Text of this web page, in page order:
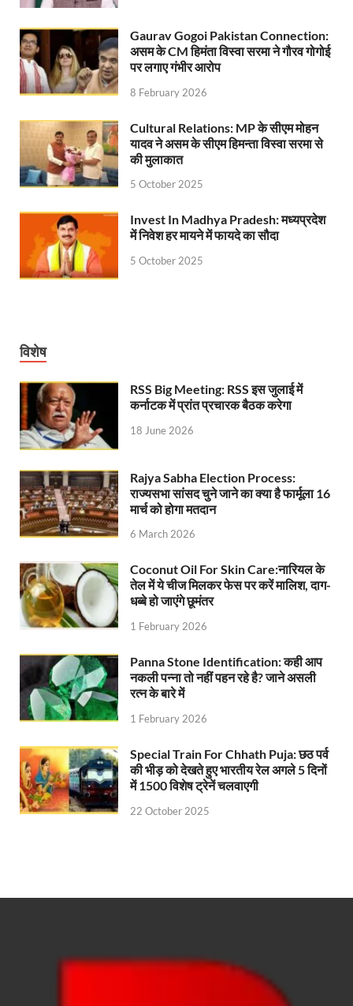
Ankita Bhandari Case: अंकिता भंडारी केस से संबंधित
Uttarakhandi Song Launch: मुख्यमंत्री ने पैंली-पैंली बार
Uttarkhand Development Project: मुख्यमंत्री ने
Aravalli Satyagraha Yatra: अरावली की रक्षा के लिए
Rhythm of the Universe: यशोभूमि में ‘रिदम ऑफ
Voter Mapping: मतदाता मैपिंग आसान बनाने के लिए
PM Adarsh Gram Yojana: योगी सरकार का बड़ा कदम,
Rabri Devi Residence: रात के अंधेरे में खाली होने लगा
Nitin Nabin News: चुनाव में प्रचंड बहुमत में बीएलए 2 ने
Northern Railway News: उत्तर रेलवे ने हिमाचल
Nidhi Yojana: उत्तर प्रदेश में महिला उद्यमिता को मिला
Indramani Badoni Jayanti: उत्तराखंड के गांधी को
CM Yogi meets Sify Chairman Raju Vegesna:
Nitin Nabin Bihar Visit: बिहार दौरे पर रहेंगे बीजेपी के
Kisan Samman Diwas: किसान सम्मान दिवस’ मनाएगी
UP Vidhan Sabha Budget: योगी सरकार ने
UP Vidhan Sabha:देश में दो नमूने हैं, जब कोई चर्चा
UP Rain Basera: ठंड में आने वाले फरियादियों के लिए
Shakti Sadan Yojana: संकटग्रस्त महिलाओं के लिए
UP Ayush App: योगी सरकार जल्द लांच करेगी आयुष एप,
UP Cough Syrup Issue: कोडीन युक्त कफ सिरप मामले
Gaurav Gogoi Pakistan Connection:
असम के CM हिमंता विस्वा सरमा ने गौरव गोगोई
पर लगाए गंभीर आरोप
8 February 2026
Cultural Relations: MP के सीएम मोहन
यादव ने असम के सीएम हिमन्ता विस्वा सरमा से
की मुलाकात
5 October 2025
Invest In Madhya Pradesh: मध्यप्रदेश
में निवेश हर मायने में फायदे का सौदा
5 October 2025
विशेष
RSS Big Meeting: RSS इस जुलाई में
कर्नाटक में प्रांत प्रचारक बैठक करेगा
18 June 2026
Rajya Sabha Election Process:
राज्यसभा सांसद चुने जाने का क्या है फार्मूला 16
मार्च को होगा मतदान
6 March 2026
Coconut Oil For Skin Care:नारियल के
तेल में ये चीज मिलकर फेस पर करें मालिश, दाग-
धब्बे हो जाएंगे छूमंतर
1 February 2026
Panna Stone Identification: कही आप
नकली पन्ना तो नहीं पहन रहे है? जाने असली
रत्न के बारे में
1 February 2026
Special Train For Chhath Puja: छठ पर्व
की भीड़ को देखते हुए भारतीय रेल अगले 5 दिनों
में 1500 विशेष ट्रेनें चलवाएगी
22 October 2025